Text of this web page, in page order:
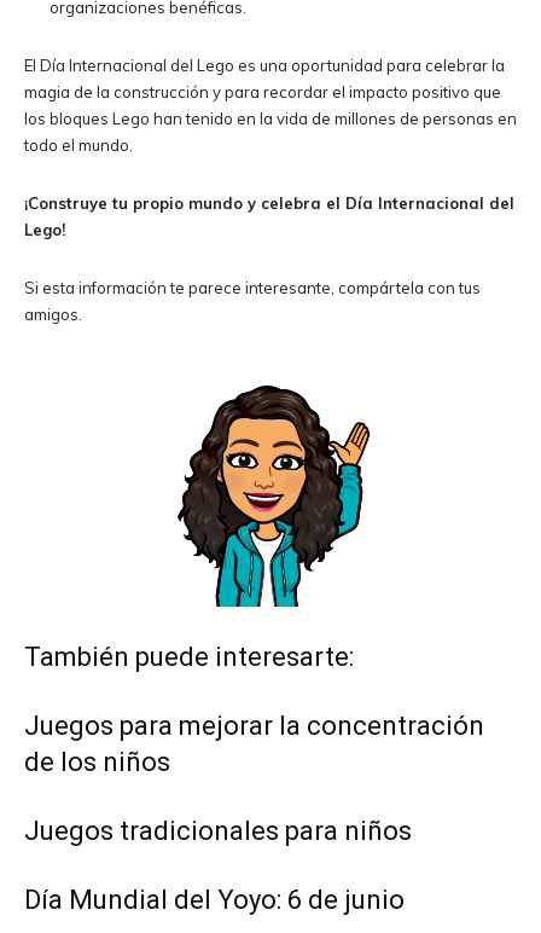
organizaciones benéficas.
El Día Internacional del Lego es una oportunidad para celebrar la
magia de la construcción y para recordar el impacto positivo que
los bloques Lego han tenido en la vida de millones de personas en
todo el mundo.
¡Construye tu propio mundo y celebra el Día Internacional del
Lego!
Si esta información te parece interesante, compártela con tus
amigos.
También puede interesarte:
Juegos para mejorar la concentración
de los niños
Juegos tradicionales para niños
Día Mundial del Yoyo: 6 de junio